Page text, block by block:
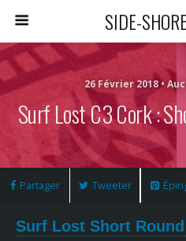
SIDE-
26 Février 2018 •
Surf Lost C3 Cork :
Partager Tweeter
Surf Lost Short